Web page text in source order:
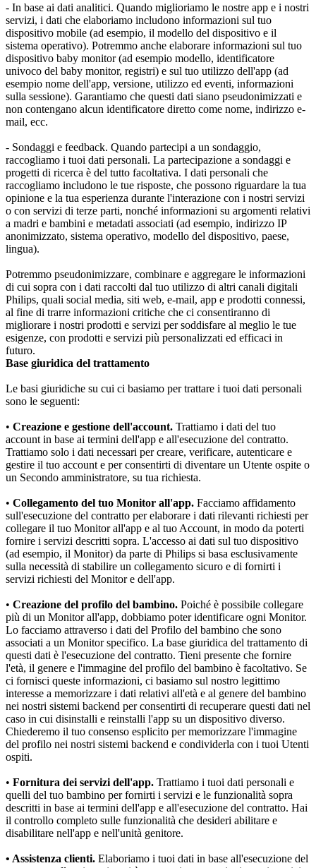
- In base ai dati analitici. Quando miglioriamo le nostre app e i nostri
servizi, i dati che elaboriamo includono informazioni sul tuo
dispositivo mobile (ad esempio, il modello del dispositivo e il
sistema operativo). Potremmo anche elaborare informazioni sul tuo
dispositivo baby monitor (ad esempio modello, identificatore
univoco del baby monitor, registri) e sul tuo utilizzo dell'app (ad
esempio nome dell'app, versione, utilizzo ed eventi, informazioni
sulla sessione). Garantiamo che questi dati siano pseudonimizzati e
non contengano alcun identificatore diretto come nome, indirizzo e-
mail, ecc.
- Sondaggi e feedback. Quando partecipi a un sondaggio,
raccogliamo i tuoi dati personali. La partecipazione a sondaggi e
progetti di ricerca è del tutto facoltativa. I dati personali che
raccogliamo includono le tue risposte, che possono riguardare la tua
opinione e la tua esperienza durante l'interazione con i nostri servizi
o con servizi di terze parti, nonché informazioni su argomenti relativi
a madri e bambini e metadati associati (ad esempio, indirizzo IP
anonimizzato, sistema operativo, modello del dispositivo, paese,
lingua).
Potremmo pseudonimizzare, combinare e aggregare le informazioni
di cui sopra con i dati raccolti dal tuo utilizzo di altri canali digitali
Philips, quali social media, siti web, e-mail, app e prodotti connessi,
al fine di trarre informazioni critiche che ci consentiranno di
migliorare i nostri prodotti e servizi per soddisfare al meglio le tue
esigenze, con prodotti e servizi più personalizzati ed efficaci in
futuro.
Base giuridica del trattamento
Le basi giuridiche su cui ci basiamo per trattare i tuoi dati personali
sono le seguenti:
• Creazione e gestione dell'account. Trattiamo i dati del tuo
account in base ai termini dell'app e all'esecuzione del contratto.
Trattiamo solo i dati necessari per creare, verificare, autenticare e
gestire il tuo account e per consentirti di diventare un Utente ospite o
un Secondo amministratore, su tua richiesta.
• Collegamento del tuo Monitor all'app. Facciamo affidamento
sull'esecuzione del contratto per elaborare i dati rilevanti richiesti per
collegare il tuo Monitor all'app e al tuo Account, in modo da poterti
fornire i servizi descritti sopra. L'accesso ai dati sul tuo dispositivo
(ad esempio, il Monitor) da parte di Philips si basa esclusivamente
sulla necessità di stabilire un collegamento sicuro e di fornirti i
servizi richiesti del Monitor e dell'app.
• Creazione del profilo del bambino. Poiché è possibile collegare
più di un Monitor all'app, dobbiamo poter identificare ogni Monitor.
Lo facciamo attraverso i dati del Profilo del bambino che sono
associati a un Monitor specifico. La base giuridica del trattamento di
questi dati è l'esecuzione del contratto. Tieni presente che fornire
l'età, il genere e l'immagine del profilo del bambino è facoltativo. Se
ci fornisci queste informazioni, ci basiamo sul nostro legittimo
interesse a memorizzare i dati relativi all'età e al genere del bambino
nei nostri sistemi backend per consentirti di recuperare questi dati nel
caso in cui disinstalli e reinstalli l'app su un dispositivo diverso.
Chiederemo il tuo consenso esplicito per memorizzare l'immagine
del profilo nei nostri sistemi backend e condividerla con i tuoi Utenti
ospiti.
• Fornitura dei servizi dell'app. Trattiamo i tuoi dati personali e
quelli del tuo bambino per fornirti i servizi e le funzionalità sopra
descritti in base ai termini dell'app e all'esecuzione del contratto. Hai
il controllo completo sulle funzionalità che desideri abilitare e
disabilitare nell'app e nell'unità genitore.
• Assistenza clienti. Elaboriamo i tuoi dati in base all'esecuzione del